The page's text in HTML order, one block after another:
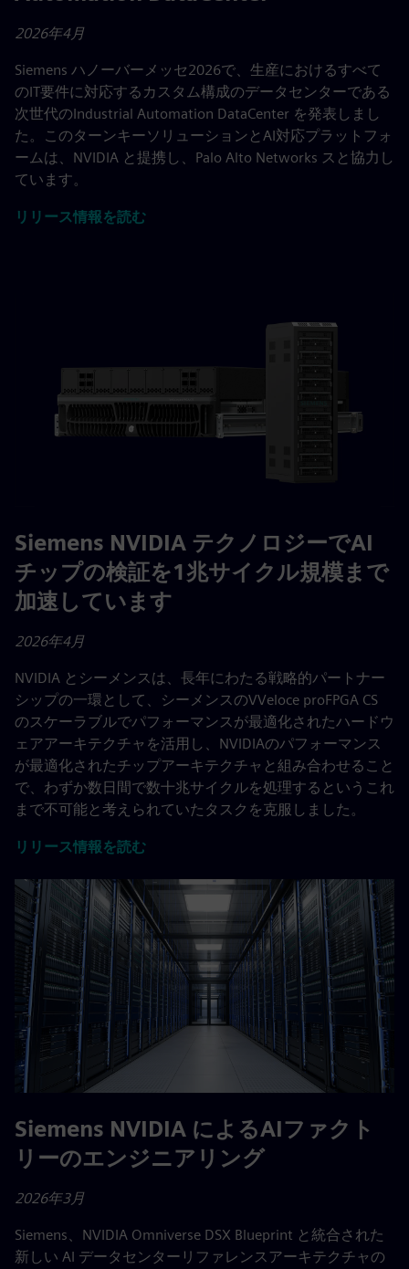
2026年4月
Siemens ハノーバーメッセ2026で、生産におけるすべて
のIT要件に対応するカスタム構成のデータセンターである
次世代のIndustrial Automation DataCenter を発表しまし
た。このターンキーソリューションとAI対応プラットフォ
ームは、NVIDIA と提携し、Palo Alto Networks スと協力し
ています。
リリース情報を読む
Siemens NVIDIA テクノロジーでAI
チップの検証を1兆サイクル規模まで
加速しています
2026年4月
NVIDIA とシーメンスは、長年にわたる戦略的パートナー
シップの一環として、シーメンスのVVeloce proFPGA CS
のスケーラブルでパフォーマンスが最適化されたハードウ
ェアアーキテクチャを活用し、NVIDIAのパフォーマンス
が最適化されたチップアーキテクチャと組み合わせること
で、わずか数日間で数十兆サイクルを処理するというこれ
まで不可能と考えられていたタスクを克服しました。
リリース情報を読む
Siemens NVIDIA によるAIファクト
リーのエンジニアリング
2026年3月
Siemens、NVIDIA Omniverse DSX Blueprint と統合された
新しい AI データセンターリファレンスアーキテクチャの